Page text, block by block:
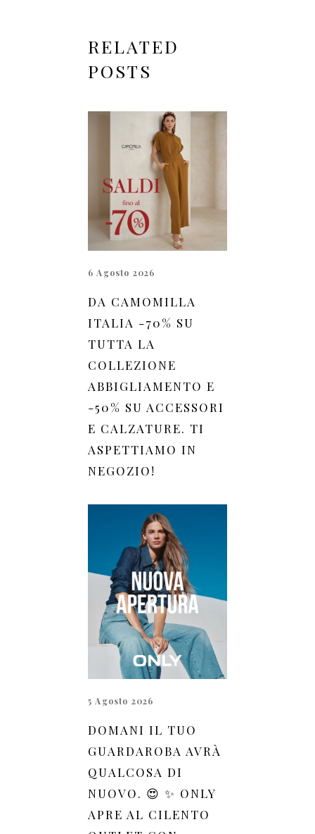
RELATED
POSTS
6 Agosto 2026
DA CAMOMILLA
ITALIA -70% SU
TUTTA LA
COLLEZIONE
ABBIGLIAMENTO E
-50% SU ACCESSORI
E CALZATURE. TI
ASPETTIAMO IN
NEGOZIO!
5 Agosto 2026
DOMANI IL TUO
GUARDAROBA AVRÀ
QUALCOSA DI
NUOVO. 😍 ✨ ONLY
APRE AL CILENTO